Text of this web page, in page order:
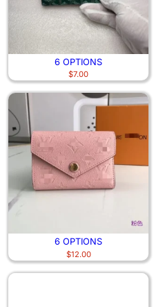
6 OPTIONS
$7.00
6 OPTIONS
$12.00